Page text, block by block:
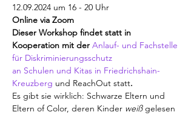
12.09.2024 um 16 - 20 Uhr
Online via Zoom
Dieser Workshop findet statt in
Kooperation mit der Anlauf- und Fachstelle
für Diskriminierungsschutz
an Schulen und Kitas in Friedrichshain-
Kreuzberg und ReachOut statt.
Es gibt sie wirklich: Schwarze Eltern und
Eltern of Color, deren Kinder weiß gelesen